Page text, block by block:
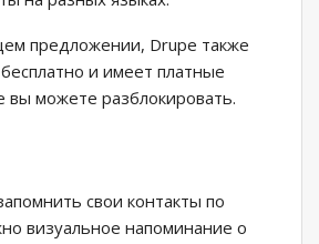
предложении, Drupe также
и имеет платные
вы можете разблокировать.
свои контакты по
визуальное напоминание о